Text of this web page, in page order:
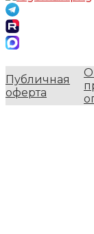
Публичная
оферта